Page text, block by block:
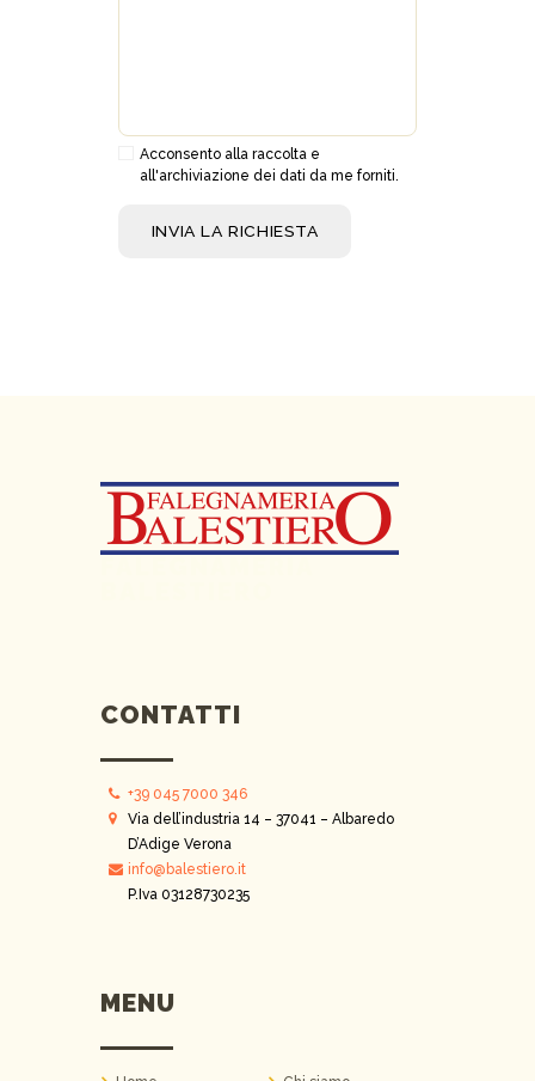
Acconsento alla raccolta e
all'archiviazione dei dati da me forniti.
CONTATTI
+39 045 7000 346
Via dell’industria 14 – 37041 – Albaredo
D’Adige Verona
info@balestiero.it
P.Iva 03128730235
MENU